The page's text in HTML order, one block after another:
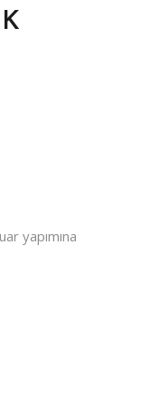
yapımına
quantity